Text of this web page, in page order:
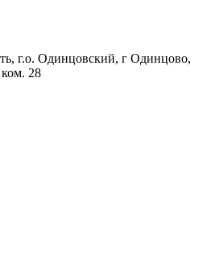
г.о. Одинцовский, г Одинцово,
28